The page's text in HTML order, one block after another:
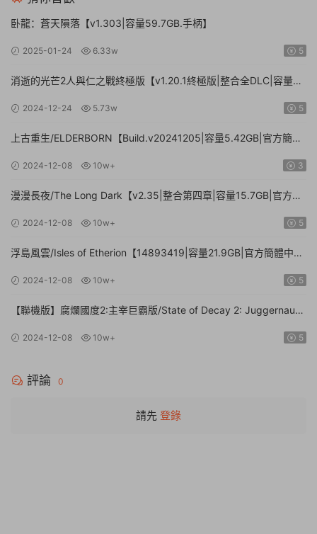
卧龍：蒼天隕落【v1.303|容量59.7GB.手柄】
2025-01-24 6.33w 5
消逝的光芒2人與仁之戰終極版【v1.20.1終極版|整合全DLC|容量
2024-12-24 5.73w 5
上古重生/ELDERBORN【Build.v20241205|容量5.42GB|官方簡體
2024-12-08 10w+ 3
漫漫長夜/The Long Dark【v2.35|整合第四章|容量15.7GB|官方簡
2024-12-08 10w+ 5
浮島風雲/Isles of Etherion【14893419|容量21.9GB|官方簡體中
2024-12-08 10w+ 5
【聯機版】腐爛國度2:主宰巨霸版/State of Decay 2: Juggernaut
2024-12-08 10w+ 5
評論 0
請先 登錄